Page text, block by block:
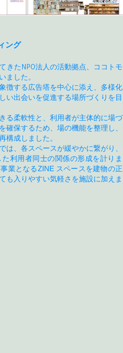
ング
きたNPO法人の活動拠点、ココトモ
ました。
徴する広告塔を中心に添え、多様化
い出会いを促進する場所づくりを目
る柔軟性と、利用者が主体的に場づ
確保するため、場の機能を整理し、
構成しました。
は、 各スペースが緩やかに繋がり、
利用者同士の関係の形成を計りま
業となるZINE スペースを建物の正
も入りやすい気軽さを施設に加えま